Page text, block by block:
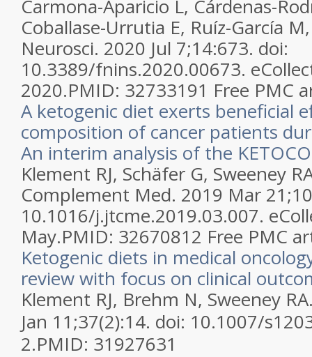
Carmona-Aparicio L, Cárdenas-
Coballase-Urrutia E, Ruíz-García
Neurosci. 2020 Jul 7;14:673. doi:
10.3389/fnins.2020.00673.
2020.PMID: 32733191 Free PMC
A ketogenic diet exerts beneficial
composition of cancer patients
An interim analysis of the
Klement RJ, Schäfer G, Sweeney
Complement Med. 2019 Mar
10.1016/j.jtcme.2019.03.007.
May.PMID: 32670812 Free PMC
Ketogenic diets in medical
review with focus on clinical
Klement RJ, Brehm N, Sweeney
Jan 11;37(2):14. doi: 10.1007/
2.PMID: 31927631